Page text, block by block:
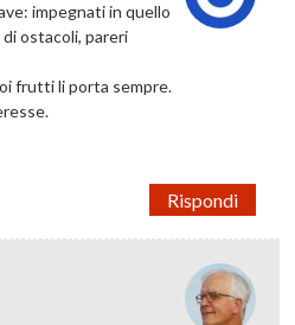
impegnati in quello
ostacoli, pareri
frutti li porta sempre.
Rispondi